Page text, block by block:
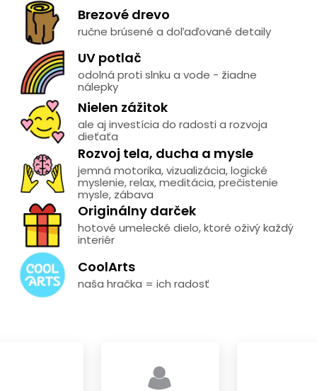
Brezové drevo
ručne brúsené a doľaďované detaily
UV potlač
odolná proti slnku a vode - žiadne
nálepky
Nielen zážitok
ale aj investícia do radosti a rozvoja
dieťaťa
Rozvoj tela, ducha a mysle
jemná motorika, vizualizácia, logické
myslenie, relax, meditácia, prečistenie
mysle, zábava
Originálny darček
hotové umelecké dielo, ktoré oživý každý
interiér
CoolArts
naša hračka = ich radosť